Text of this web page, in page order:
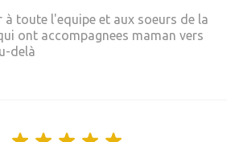
toute l'equipe et aux soeurs de la
ont accompagnees maman vers
delà